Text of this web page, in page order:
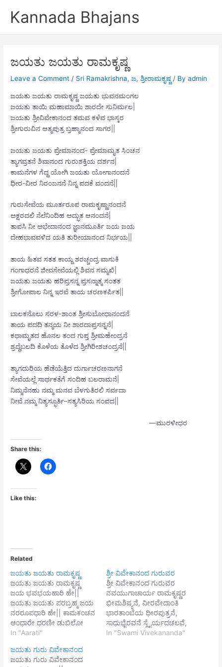
Kannada Bhajans
ಜಯತು ಜಯತು ರಾಮಕೃಷ್ಣ
Leave a Comment / Sri Ramakrishna,ಜ,ಶ್ರೀರಾಮಕೃಷ್ಣ / Byadmin
ಜಯತು ಜಯತು ರಾಮಕೃಷ್ಣ ಜಯತು ಭುವನಮಂಗಲ
ಜಯತು ತಾಯಿ ಮಹಾಮಾಯಿ ಶಾರದೇ ಸುನಿರ್ಮಲ|
ಜಯತು ಶ್ರೀವಿವೇಕಾನಂದ ತಮವ ಕಳೆವ ಭಾಸ್ಕರ
ಶ್ರೀಗುರುವಿನ ಆತ್ಮಪುತ್ರ ಬ್ರಹ್ಮಾನಂದ ಸಾಗರ||
ಜಯತು ಜಯತು ಪ್ರೇಮಾನಂದ- ಪ್ರೇಮಾಮೃತ ಸಿಂಚನ
ತ್ಯಾಗವ್ರತನೆ ಶಿವಾನಂದ ಗುರುಶಕ್ತಿಯ ದರ್ಶನ|
ಕಾಮನೆಗಳ ಗೆದ್ದ ಯೋಗಿ ಜಯತು ಯೋಗಾನಂದನೆ
ಧೀರ-ವೀರ ನಿರಂಜನನೆ ನಿನ್ನ ಪದಕೆ ವಂದನೆ||
ಗುರುಸೇವೆಯ ಮೂರ್ತರೂಪ ರಾಮಕೃಷ್ಣಾನಂದನೆ
ಅಕ್ಷರದಲಿ ನೆಲೆನಿಂದಿಹ ಅದ್ಭುತ ಆನಂದನೆ|
ತಾಪಸಿ ನೀ ಅಭೇದಾನಂದ ಜ್ಞಾನಮೂರ್ತಿ ಜಯ ಜಯ
ದೇಹಭಾವವಳಿದ ಯತಿ ತುರೀಯಾನಂದ ನಿರ್ಭಯ||
ತಾಯ ಹಿತವ ಸತತ ಕಾಯ್ದ ಶರಚ್ಚಂದ್ರ ವಾಸುಕಿ
ಗಂಗಾಧರನೆ ಜೀವಸೇವೆಯಲ್ಲಿ ಶಿವನ ಸಮ್ಮಖಿ|
ಜಯತು ಜಯತು ಹರಿಪ್ರಸನ್ನ ಪ್ರಸನ್ನಾತ್ಮ ಸಂತತ
ಶ್ರೀಗೋಪಾಲ ನಿನ್ನ ಇರವೆ ತಾಯ ಚರಣಕರ್ಪಿತ||
ಬಾಲಕನೊಲು ಸರಳ-ಶಾಂತ ಶ್ರೀಸುಬೋಧಾನಂದನೆ
ತಾಯ ಪದದಿ ತನ್ಮಯ ನೀ ಶಾರದಾಪ್ರಸನ್ನನೆ|
ಕಥಾಮೃತದ ಹೊನಲ ತಂದ ಗುಪ್ತ ಶ್ರೀಮಹೇಂದ್ರನೆ
ಶ್ರದ್ಧೆಬಲದಿ ಕೊಳೆಯ ತೊಳೆದ ಶ್ರೀಗಿರೀಶಚಂದ್ರನೆ||
ತ್ಯಾಗದುರಿಯ ಹೆಡೆಯೆತ್ತಿದ ದುರ್ಗಾಚರಣನಾಗನೆ
ಸೇವೆಯಲ್ಲೆ ಸಾರ್ಥಕತೆಗೆ ಸಂದಿಹ ಬಲರಾಮನೆ|
ನಿಮ್ಮನೆನಹು ನಮ್ಮ ಮನವ ಬೆಳಗುತಿರಲಿ ಸರ್ವದಾ
ನೀವೆ ನಮ್ಮ ನಿತ್ಯಸ್ಫೂರ್ತಿ–ಸತ್ಯಸಿರಿಯ ಸಂಪದ||
—ಮುರಳೀಧರ
Share this:
Like this:
Related
ಜಯತು ಜಯತು ರಾಮಕೃಷ್ಣ
ಜಯತು ಜಯತು ರಾಮಕೃಷ್ಣ
ಜಯ ಭವಭಯಹಾರಿ ಹೇ||
ಜಯತು ಜಯತು ಪರಬ್ರಹ್ಮ ಜಯ
ನರರೂಪಧಾರಿ ಹೇ|| ಕಾಮಕಂಚನ
ಆಂಧಾರೇ ಧರಣೀ ಡುಬಿಲೋ
ಹೇರೇ| ಉದಿಲೇ ಸೂರ್ಯ ಅಮಿತ
ಅವತಾರಿ ಹೇ|| ಮಹಾ
ಸಮನ್ವಯೇರ್ ತರೇ ರಾಮಕೃಷ್ಣ
In "Aarati"
ಶ್ರೀ ವಿವೇಕಾನಂದ ಗುರುವರ
ಶ್ರೀ ವಿವೇಕಾನಂದ ಗುರುವರ
ನವಯುಗಾಚಾರ್ಯ ರಾಮಕೃಷ್ಣರ
ಭೀಮಶಿಷ್ಯನೆ, ವೀರವೇದಾಂತಿ
ಭಾರತಾಂಬೆಯ ಧೀರಪುತ್ರನೆ,
ಸಾಧುಭೈರವನೆ ಸ್ಥೈರ್ಯದಚಲವೆ,
ಧೈರ್ಯದಂಬುಧಿ, ಜಯತು ಜಯ
In "Swami Vivekananda"
ಜಯತು ಗುರು ವಿವೇಕಾನಂದ
ಜಯತು ಗುರು ವಿವೇಕಾನಂದ